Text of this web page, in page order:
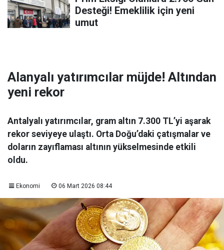
Desteği! Emeklilik için yeni
umut
Alanyalı yatırımcılar müjde! Altından
yeni rekor
Antalyalı yatırımcılar, gram altın 7.300 TL’yi aşarak
rekor seviyeye ulaştı. Orta Doğu’daki çatışmalar ve
doların zayıflaması altının yükselmesinde etkili
oldu.
Ekonomi 06 Mart 2026 08:44